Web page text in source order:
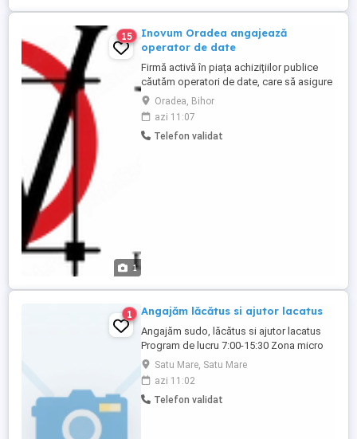
1
15
Inovum Oradea angajează
operator de date
Firmă activă în piața achizițiilor publice
căutăm operatori de date, care să asigure
gestionarea întregului proces de ofertare
și gestionare documente în platforma
SEAP. Nu căutăm neapărat experiență, ci o
persoană isteață, serioasă și dornică să
Oradea, Bihor
azi 11:07
Telefon validat
1 Angajăm lăcătus si ajutor lacatus
Angajăm sudo, lăcătus si ajutor lacatus
Program de lucru 7:00-15:30 Zona micro
15 Pentru mai multe detalii sunati
Satu Mare, Satu Mare
azi 11:02
Telefon validat